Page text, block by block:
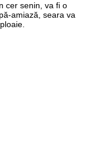
cer senin, va fi o
amiază, seara va